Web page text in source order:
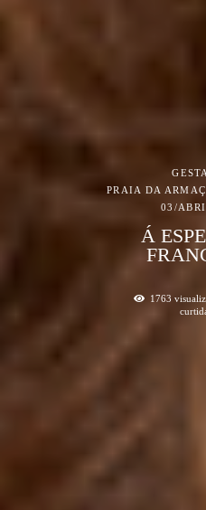
PRAIA DA
03/
Á
1763